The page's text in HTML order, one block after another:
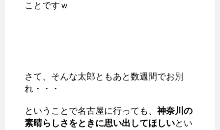
ことですｗ
さて、そんな太郎ともあと数週間でお別
れ・・・
ということで名古屋に行っても、 神奈川の
素晴らしさをときに思い出してほしいとい